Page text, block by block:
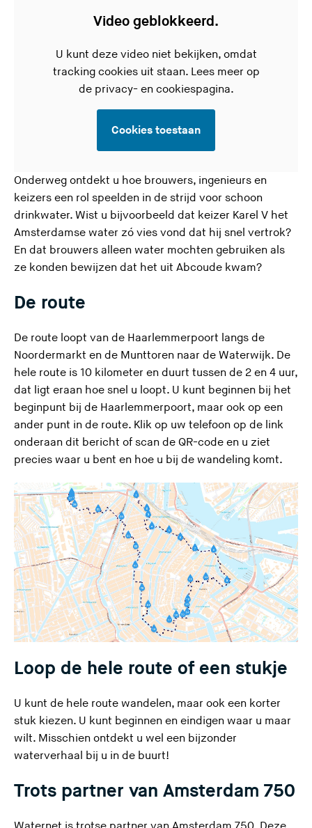
Video geblokkeerd.
U kunt deze video niet bekijken, omdat
tracking cookies uit staan. Lees meer op
de privacy- en cookiespagina.
Cookies toestaan
Onderweg ontdekt u hoe brouwers, ingenieurs en
keizers een rol speelden in de strijd voor schoon
drinkwater. Wist u bijvoorbeeld dat keizer Karel V het
Amsterdamse water zó vies vond dat hij snel vertrok?
En dat brouwers alleen water mochten gebruiken als
ze konden bewijzen dat het uit Abcoude kwam?
De route
De route loopt van de Haarlemmerpoort langs de
Noordermarkt en de Munttoren naar de Waterwijk. De
hele route is 10 kilometer en duurt tussen de 2 en 4 uur,
dat ligt eraan hoe snel u loopt. U kunt beginnen bij het
beginpunt bij de Haarlemmerpoort, maar ook op een
ander punt in de route. Klik op uw telefoon op de link
onderaan dit bericht of scan de QR-code en u ziet
precies waar u bent en hoe u bij de wandeling komt.
Loop de hele route of een stukje
U kunt de hele route wandelen, maar ook een korter
stuk kiezen. U kunt beginnen en eindigen waar u maar
wilt. Misschien ontdekt u wel een bijzonder
waterverhaal bij u in de buurt!
Trots partner van Amsterdam 750